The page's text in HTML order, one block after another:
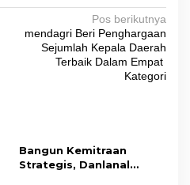
Pos berikutnya
mendagri Beri Penghargaan
Sejumlah Kepala Daerah
Terbaik Dalam Empat
Kategori
Bangun Kemitraan
Strategis, Danlanal